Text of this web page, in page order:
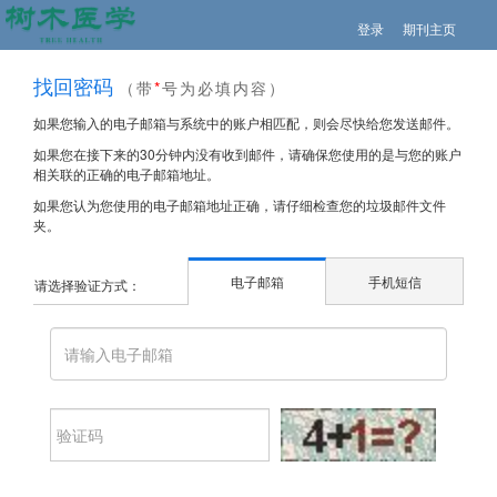
登录 期刊主页
找回密码 （带*号为必填内容）
如果您输入的电子邮箱与系统中的账户相匹配，则会尽快给您发送邮件。
如果您在接下来的30分钟内没有收到邮件，请确保您使用的是与您的账户
相关联的正确的电子邮箱地址。
如果您认为您使用的电子邮箱地址正确，请仔细检查您的垃圾邮件文件
夹。
请选择验证方式： 电子邮箱 手机短信